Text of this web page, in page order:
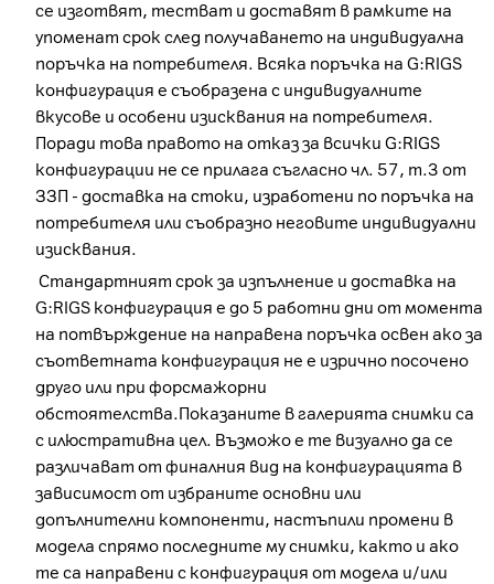
се изготвят, тестват и доставят в рамките на
упоменат срок след получаването на индивидуална
поръчка на потребителя. Всяка поръчка на G:RIGS
конфигурация е съобразена с индивидуалните
вкусове и особени изисквания на потребителя.
Поради това правото на отказ за всички G:RIGS
конфигурации не се прилага съгласно чл. 57, т.3 от
ЗЗП - доставка на стоки, изработени по поръчка на
потребителя или съобразно неговите индивидуални
изисквания.
Стандартният срок за изпълнение и доставка на
G:RIGS конфигурация е до 5 работни дни от момента
на потвърждение на направена поръчка освен ако за
съответната конфигурация не е изрично посочено
друго или при форсмажорни
обстоятелства.Показаните в галерията снимки са
с илюстративна цел. Възможо е те визуално да се
различават от финалния вид на конфигурацията в
зависимост от избраните основни или
допълнителни компоненти, настъпили промени в
модела спрямо последните му снимки, както и ако
те са направени с конфигурация от модела и/или